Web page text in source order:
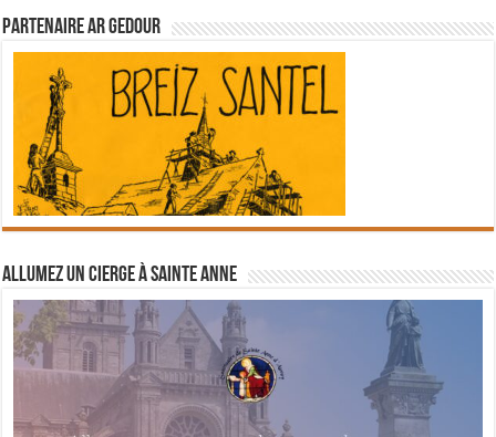
Partenaire Ar Gedour
Allumez un cierge à Sainte Anne